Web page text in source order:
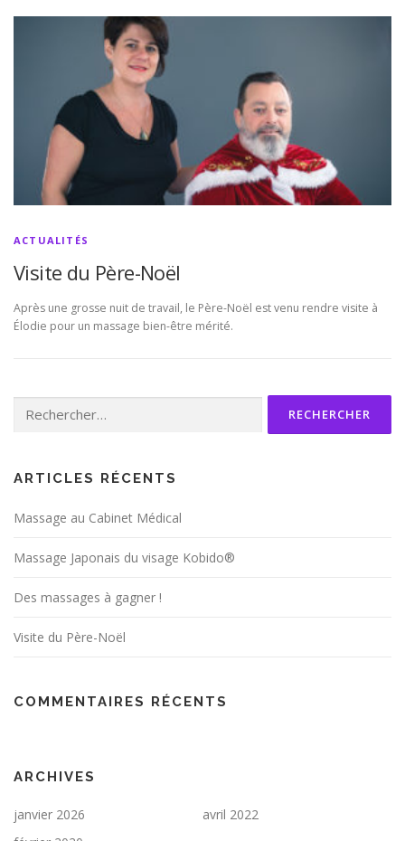
ACTUALITÉS
Visite du Père-Noël
Après une grosse nuit de travail, le Père-Noël est venu rendre visite à
Élodie pour un massage bien-être mérité.
ARTICLES RÉCENTS
Massage au Cabinet Médical
Massage Japonais du visage Kobido®
Des massages à gagner !
Visite du Père-Noël
COMMENTAIRES RÉCENTS
ARCHIVES
janvier 2026
avril 2022